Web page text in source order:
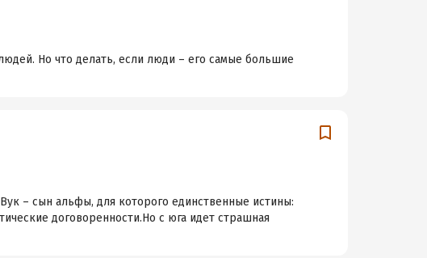
Но что делать, если люди – его самые большие
– сын альфы, для которого единственные истины:
договоренности.Но с юга идет страшная